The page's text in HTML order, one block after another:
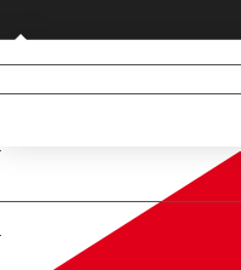
Privatkunde (nur DE)